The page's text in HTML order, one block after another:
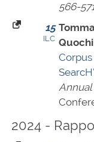
566-
15
ILC Quochi
Annual
2024 -